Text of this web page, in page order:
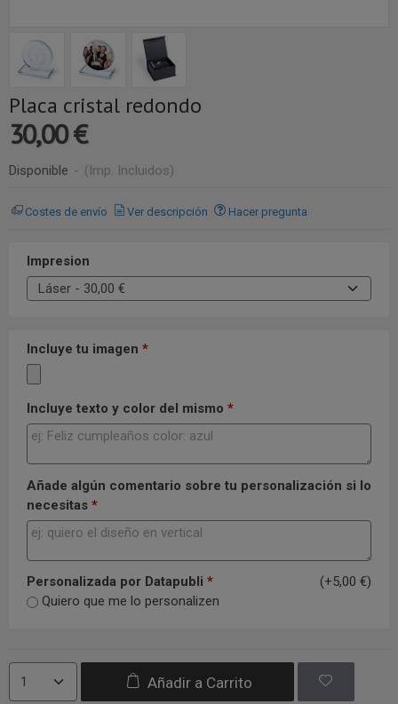
Placa cristal redondo
30,00 €
Disponible - (Imp. Incluidos)
Costes de envío Ver descripción Hacer pregunta
Impresion
Incluye tu imagen *
Incluye texto y color del mismo *
Añade algún comentario sobre tu personalización si lo
necesitas *
Personalizada por Datapubli *
(+5,00 €)
Quiero que me lo personalizen
Añadir a Carrito